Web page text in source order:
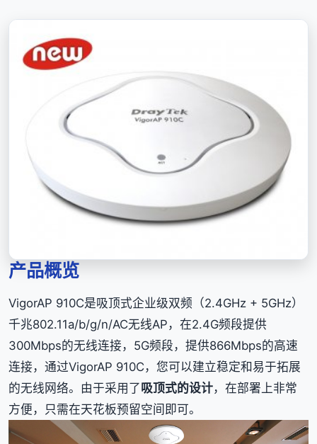
产品概览
VigorAP 910C是吸顶式企业级双频（2.4GHz + 5GHz）
千兆802.11a/b/g/n/AC无线AP，在2.4G频段提供
300Mbps的无线连接，5G频段，提供866Mbps的高速
连接，通过VigorAP 910C，您可以建立稳定和易于拓展
的无线网络。由于采用了吸顶式的设计，在部署上非常
方便，只需在天花板预留空间即可。